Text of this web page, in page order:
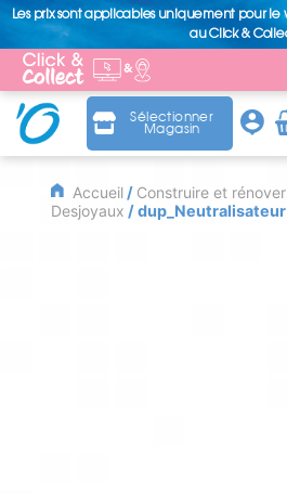
Les prix sont applicables uniquement pour
au Click &
Sélectionner
Magasin
Accueil/ Construire et rénover
Desjoyaux / dup_Neutralisateur